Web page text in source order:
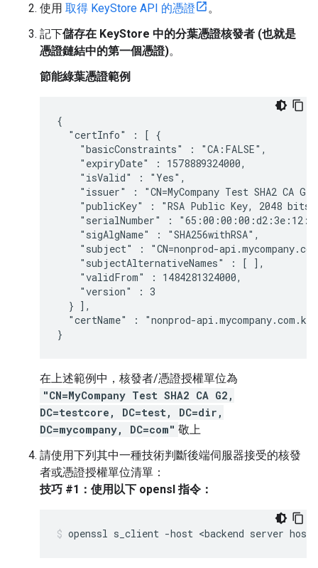
使用 取得 KeyStore API 的憑證
。
記下儲存在 KeyStore 中的分葉憑證核發者 (也就是
憑證鏈結中的第一個憑證)。
節能綠葉憑證範例
{
  "certInfo" : [ {
    "basicConstraints" : "CA:FALSE",
    "expiryDate" : 1578889324000,
    "isValid" : "Yes",
"issuer" : "CN=MyCompany Test SHA2 CA
"publicKey" : "RSA Public Key, 2048
"serialNumber" :
    "sigAlgName" : "SHA256withRSA",
"subject" : "CN=nonprod-
    "subjectAlternativeNames" : [ ],
    "validFrom" : 1484281324000,
    "version" : 3
  } ],
"certName" : "nonprod-
}
在上述範例中，核發者/憑證授權單位為
"CN=MyCompany Test SHA2 CA G2,
DC=testcore, DC=test, DC=dir,
DC=mycompany, DC=com" 敬上
請使用下列其中一種技術判斷後端伺服器接受的核發
者或憑證授權單位清單：
技巧 #1：使用以下 opensl 指令：